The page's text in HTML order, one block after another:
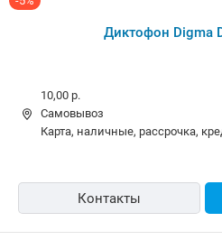
Диктофон Digma
10,00 р.
Самовывоз
карта, наличные, рассрочка,
Контакты